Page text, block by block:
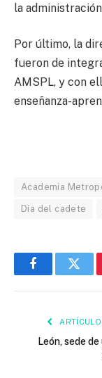
la
Por último, la
fueron de
AMSPL, y con
enseñanza-
Academia
Día del cadete
Facebook
León, sede